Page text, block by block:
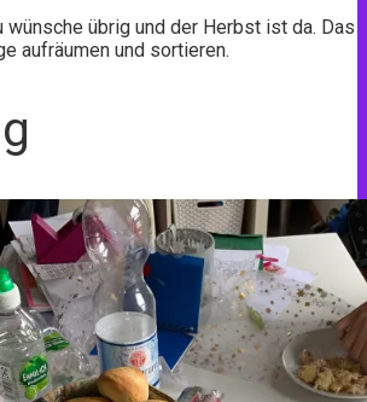
wünsche übrig und der Herbst ist da. Das
aufräumen und sortieren.